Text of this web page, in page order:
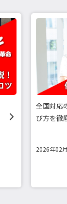
全国対応
び方を徹
2026年02